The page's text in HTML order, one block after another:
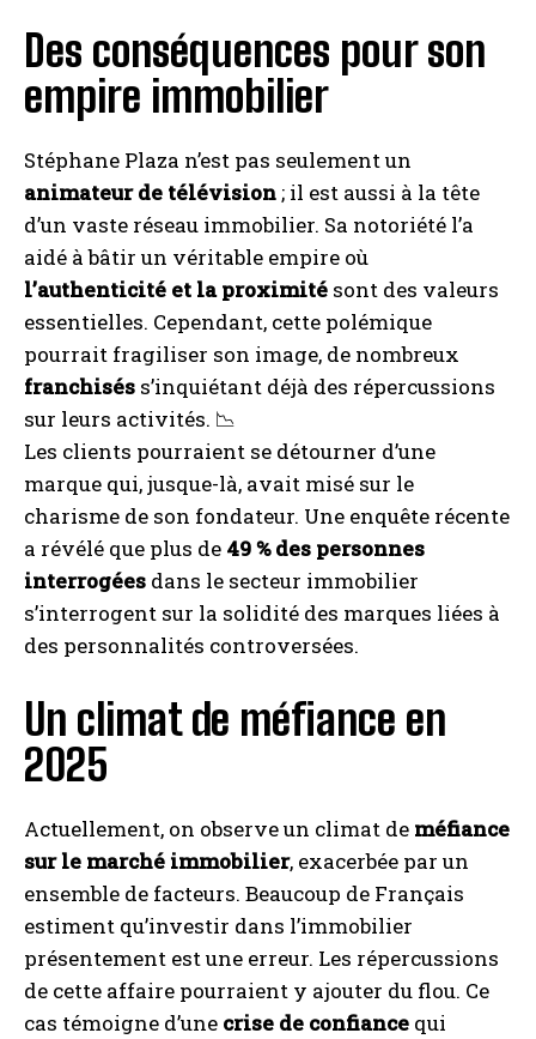
Des conséquences pour son
empire immobilier
Stéphane Plaza n’est pas seulement un
animateur de télévision ; il est aussi à la tête
d’un vaste réseau immobilier. Sa notoriété l’a
aidé à bâtir un véritable empire où
l’authenticité et la proximité sont des valeurs
essentielles. Cependant, cette polémique
pourrait fragiliser son image, de nombreux
franchisés s’inquiétant déjà des répercussions
sur leurs activités. 📉
Les clients pourraient se détourner d’une
marque qui, jusque-là, avait misé sur le
charisme de son fondateur. Une enquête récente
a révélé que plus de 49 % des personnes
interrogées dans le secteur immobilier
s’interrogent sur la solidité des marques liées à
des personnalités controversées.
Un climat de méfiance en
2025
Actuellement, on observe un climat de méfiance
sur le marché immobilier, exacerbée par un
ensemble de facteurs. Beaucoup de Français
estiment qu’investir dans l’immobilier
présentement est une erreur. Les répercussions
de cette affaire pourraient y ajouter du flou. Ce
cas témoigne d’une crise de confiance qui